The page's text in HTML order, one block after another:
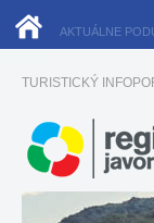
AKTUÁLNE
TURISTICKÝ